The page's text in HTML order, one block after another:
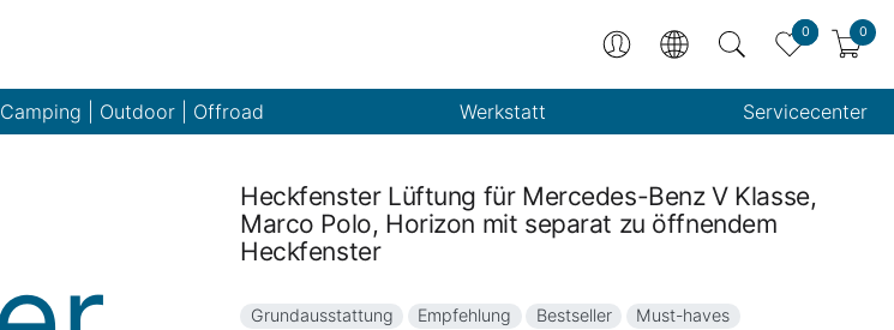
0 0
Camping | Outdoor | Offroad Werkstatt Servicecenter
Heckfenster Lüftung für Mercedes-Benz V Klasse,
Marco Polo, Horizon mit separat zu öffnendem
Heckfenster
Grundausstattung Empfehlung Bestseller Must-haves